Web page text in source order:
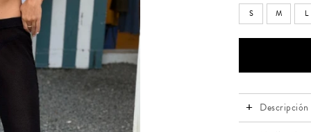
S M L
Descripción